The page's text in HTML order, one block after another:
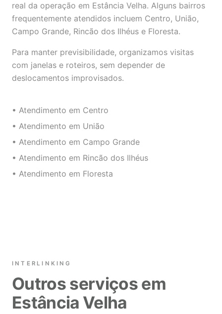
real da operação em Estância Velha. Alguns bairros
frequentemente atendidos incluem Centro, União,
Campo Grande, Rincão dos Ilhéus e Floresta.
Para manter previsibilidade, organizamos visitas
com janelas e roteiros, sem depender de
deslocamentos improvisados.
• Atendimento em Centro
• Atendimento em União
• Atendimento em Campo Grande
• Atendimento em Rincão dos Ilhéus
• Atendimento em Floresta
INTERLINKING
Outros serviços em
Estância Velha